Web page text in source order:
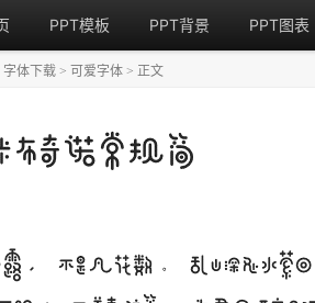
PPT模板 PPT背景 PPT图表
字体下载 > 可爱字体 > 正文